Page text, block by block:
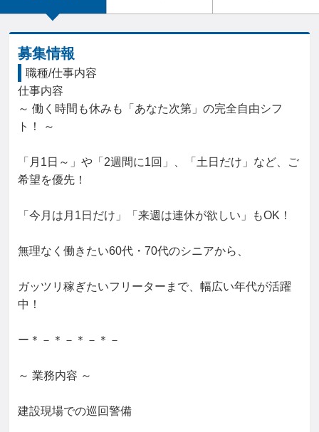
警備
警備員検定試験2級
募集情報
職種/仕事内容
仕事内容
～ 働く時間も休みも「あなた次第」の完全自由シフ
ト！ ～
「月1日～」や「2週間に1回」、「土日だけ」など、ご
希望を優先！
「今月は月1日だけ」「来週は連休が欲しい」もOK！
無理なく働きたい60代・70代のシニアから、
ガッツリ稼ぎたいフリーターまで、幅広い年代が活躍
中！
ー＊－＊－＊－＊－
～ 業務内容 ～
建設現場での巡回警備